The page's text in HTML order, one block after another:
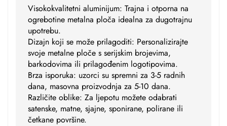
Visokokvalitetni aluminijum: Trajna i otporna na
ogrebotine metalna ploča idealna za dugotrajnu
upotrebu.
Dizajn koji se može prilagoditi: Personalizirajte
svoje metalne ploče s serijskim brojevima,
barkodovima ili prilagođenim logotipovima.
Brza isporuka: uzorci su spremni za 3-5 radnih
dana, masovna proizvodnja za 5-10 dana.
Različite oblike: Za ljepotu možete odabrati
satenske, matne, sjajne, sponirane, polirane ili
četkane površine.